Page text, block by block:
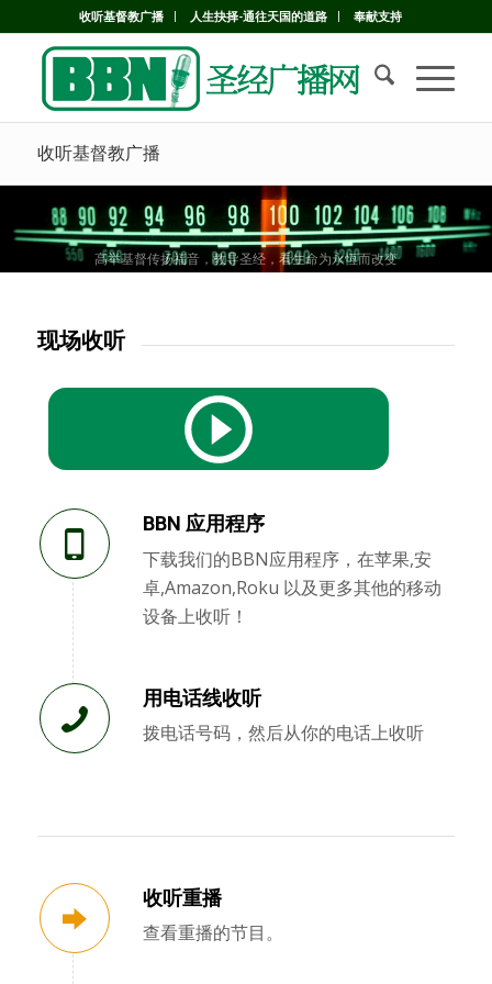
收听基督教广播 人生抉择-通往天国的道路 奉献支持
收听基督教广播
高举基督传扬福音，教导圣经，看生命为永恆而改变
高举基督传扬福音，教导圣经，看生命为永恆而改变
高举基督传扬福音，教导圣经，看生命为永恆而改变
现场收听
BBN 应用程序
下载我们的BBN应用程序，在苹果,安
卓,Amazon,Roku 以及更多其他的移动
设备上收听！
用电话线收听
拨电话号码，然后从你的电话上收听
收听重播
查看重播的节目。